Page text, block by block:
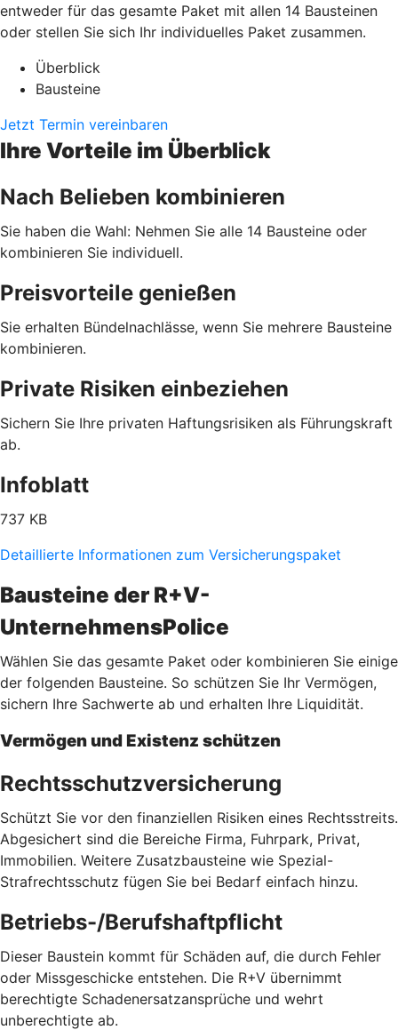
entweder für das gesamte Paket mit allen 14 Bausteinen
oder stellen Sie sich Ihr individuelles Paket zusammen.
Überblick
Bausteine
Jetzt Termin vereinbaren
Ihre Vorteile im Überblick
Nach Belieben kombinieren
Sie haben die Wahl: Nehmen Sie alle 14 Bausteine oder
kombinieren Sie individuell.
Preisvorteile genießen
Sie erhalten Bündelnachlässe, wenn Sie mehrere Bausteine
kombinieren.
Private Risiken einbeziehen
Sichern Sie Ihre privaten Haftungsrisiken als Führungskraft
ab.
Infoblatt
737 KB
Detaillierte Informationen zum Versicherungspaket
Bausteine der R+V-
UnternehmensPolice
Wählen Sie das gesamte Paket oder kombinieren Sie einige
der folgenden Bausteine. So schützen Sie Ihr Vermögen,
sichern Ihre Sachwerte ab und erhalten Ihre Liquidität.
Vermögen und Existenz schützen
Rechtsschutzversicherung
Schützt Sie vor den finanziellen Risiken eines Rechtsstreits.
Abgesichert sind die Bereiche Firma, Fuhrpark, Privat,
Immobilien. Weitere Zusatzbausteine wie Spezial-
Strafrechtsschutz fügen Sie bei Bedarf einfach hinzu.
Betriebs-/Berufshaftpflicht
Dieser Baustein kommt für Schäden auf, die durch Fehler
oder Missgeschicke entstehen. Die R+V übernimmt
berechtigte Schadenersatzansprüche und wehrt
unberechtigte ab.